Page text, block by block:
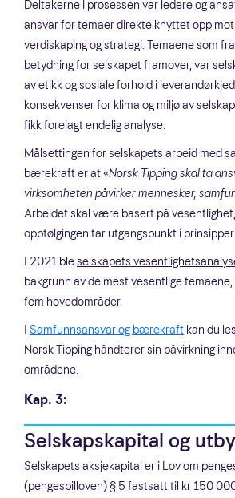
Deltakerne i prosessen var ledere og
ansvar for temaer direkte knyttet opp
verdiskaping og strategi. Temaene som
betydning for selskapet framover, var
av etikk og sosiale forhold i
konsekvenser for klima og miljø av
fikk forelagt endelig analyse.
Målsettingen for selskapets arbeid med
bærekraft er at«Norsk Tipping skal ta
virksomheten påvirker mennesker,
Arbeidet skal være basert på
oppfølgingen tar utgangspunkt i
I 2021 bleselskapets
bakgrunn av de mest vesentlige
fem hovedområder.
I Samfunnsansvar og bærekraft kan du
Norsk Tipping håndterer sin påvirkning
områdene.
Kap. 3:
Selskapskapital og
Selskapets aksjekapital er i Lov om
(pengespilloven) § 5 fastsatt til kr 150